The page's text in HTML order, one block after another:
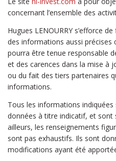
concernant l’ensemble des
Hugues LENOURRY s’efforce
des informations aussi précises
pourra être tenue responsable
et des carences dans la mise à
ou du fait des tiers partenaires
informations.
Tous les informations indiquées
données à titre indicatif, et sont
ailleurs, les renseignements
sont pas exhaustifs. Ils sont
modifications ayant été